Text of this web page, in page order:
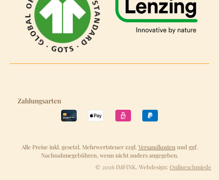
Zahlungsarten
Alle Preise inkl. gesetzl. Mehrwertsteuer zzgl. Versandkosten und ggf.
Nachnahmegebühren, wenn nicht anders angegeben.
© 2026 IMFINK. Webdesign:Onlineschmiede